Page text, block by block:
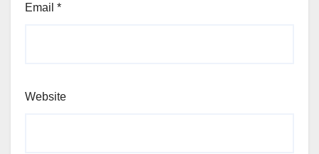
Email *
Website